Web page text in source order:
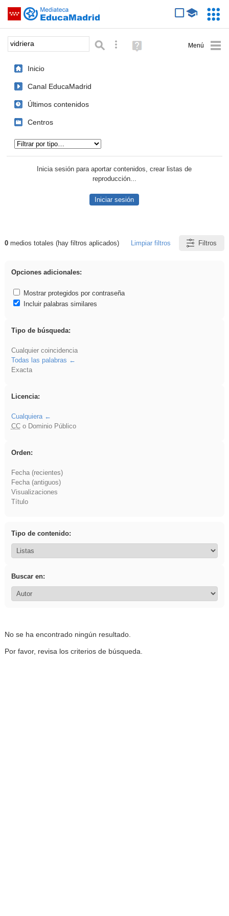
Saltar navegación
Palabra o frase: Búsqueda avanzada
Ayuda
(en
Inicio
Canal EducaMadrid
Últimos contenidos
Centros
Inicia sesión para aportar contenidos, crear listas de
reproducción...
Iniciar sesión
Resultados de: vidriera
0medios totales (hay filtros aplicados) Limpiar filtros Filtros
Opciones adicionales:
Mostrar protegidos por contraseña
Incluir palabras similares
Tipo de búsqueda:
Cualquier coincidencia
Todas las palabras
Exacta
Licencia:
Cualquiera
CCo Dominio Público
Orden:
Fecha (recientes)
Fecha (antiguos)
Visualizaciones
Título
Tipo de contenido:
Buscar en:
No se ha encontrado ningún resultado.
Por favor, revisa los criterios de búsqueda.